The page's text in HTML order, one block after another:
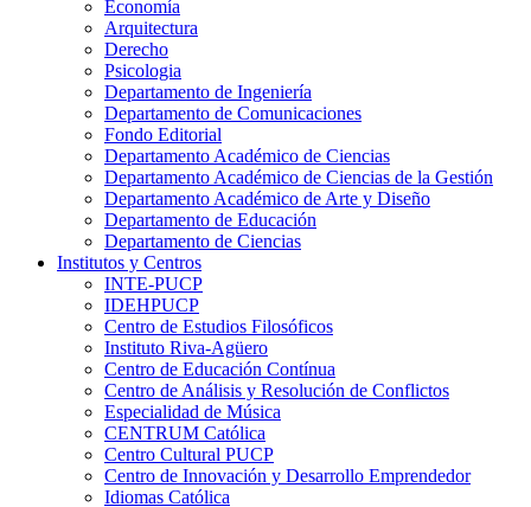
Economía
Arquitectura
Derecho
Psicologia
Departamento de Ingeniería
Departamento de Comunicaciones
Fondo Editorial
Departamento Académico de Ciencias
Departamento Académico de Ciencias de la Gestión
Departamento Académico de Arte y Diseño
Departamento de Educación
Departamento de Ciencias
Institutos y Centros
INTE-PUCP
IDEHPUCP
Centro de Estudios Filosóficos
Instituto Riva-Agüero
Centro de Educación Contínua
Centro de Análisis y Resolución de Conflictos
Especialidad de Música
CENTRUM Católica
Centro Cultural PUCP
Centro de Innovación y Desarrollo Emprendedor
Idiomas Católica